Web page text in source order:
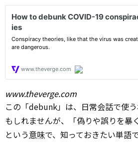
www.theverge.com
この「debunk」は、日常会話で使
もしれませんが、「偽りや誤りを暴
という意味で、知っておきたい単語で